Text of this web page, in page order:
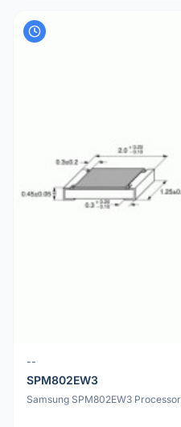
--
SPM802EW3
Samsung SPM802EW3